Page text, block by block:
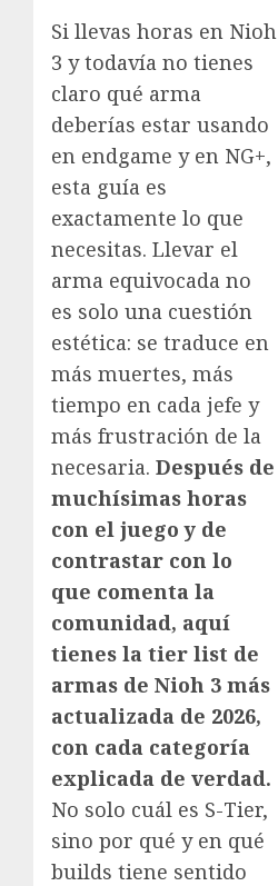
Si llevas horas en Nioh
3 y todavía no tienes
claro qué arma
deberías estar usando
en endgame y en NG+,
esta guía es
exactamente lo que
necesitas. Llevar el
arma equivocada no
es solo una cuestión
estética: se traduce en
más muertes, más
tiempo en cada jefe y
más frustración de la
necesaria. Después de
muchísimas horas
con el juego y de
contrastar con lo
que comenta la
comunidad, aquí
tienes la tier list de
armas de Nioh 3 más
actualizada de 2026,
con cada categoría
explicada de verdad.
No solo cuál es S-Tier,
sino por qué y en qué
builds tiene sentido